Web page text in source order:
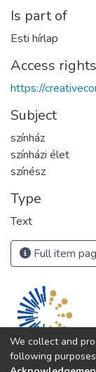
Is part of
Esti hírlap
Access rights
https://
Subject
színház
színházi élet
színész
Type
Text
Full item
We collect and
following